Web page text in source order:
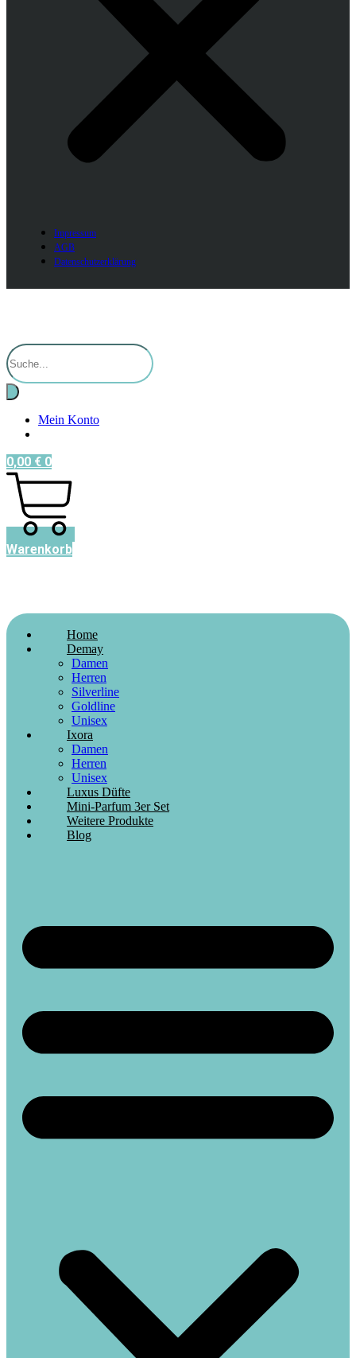
Impressum
AGB
Datenschutzerklärung
Products
search
Mein Konto
0,00 € 0
Warenkorb
Home
Demay
Damen
Herren
Silverline
Goldline
Unisex
Ixora
Damen
Herren
Unisex
Luxus Düfte
Mini-Parfum 3er Set
Weitere Produkte
Blog